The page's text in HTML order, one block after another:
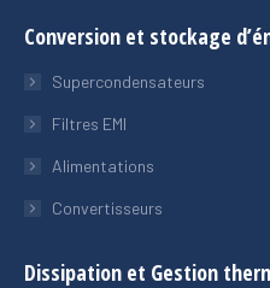
Conversion et stockage
Supercondensateurs
Filtres EMI
Alimentations
Convertisseurs
Dissipation et Gestion